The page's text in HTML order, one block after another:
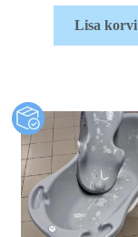
Lisa korvi